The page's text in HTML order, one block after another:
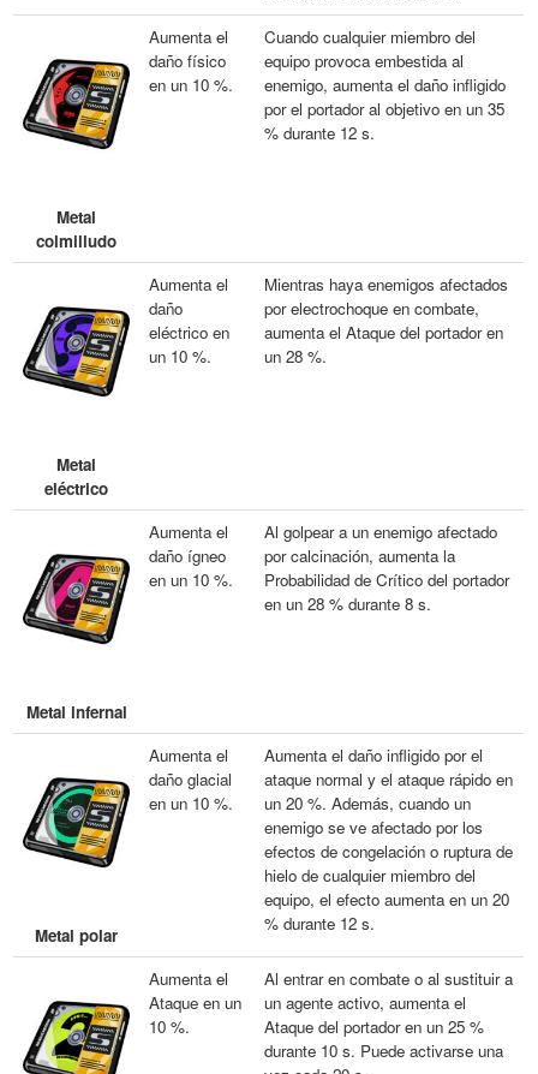
Metal
colmilludo
Aumenta el
daño físico
en un 10 %.
Cuando cualquier miembro del
equipo provoca embestida al
enemigo, aumenta el daño infligido
por el portador al objetivo en un 35
% durante 12 s.
Metal
eléctrico
Aumenta el
daño
eléctrico en
un 10 %.
Mientras haya enemigos afectados
por electrochoque en combate,
aumenta el Ataque del portador en
un 28 %.
Metal infernal
Aumenta el
daño ígneo
en un 10 %.
Al golpear a un enemigo afectado
por calcinación, aumenta la
Probabilidad de Crítico del portador
en un 28 % durante 8 s.
Metal polar
Aumenta el
daño glacial
en un 10 %.
Aumenta el daño infligido por el
ataque normal y el ataque rápido en
un 20 %. Además, cuando un
enemigo se ve afectado por los
efectos de congelación o ruptura de
hielo de cualquier miembro del
equipo, el efecto aumenta en un 20
% durante 12 s.
Aumenta el
Ataque en un
10 %.
Al entrar en combate o al sustituir a
un agente activo, aumenta el
Ataque del portador en un 25 %
durante 10 s. Puede activarse una